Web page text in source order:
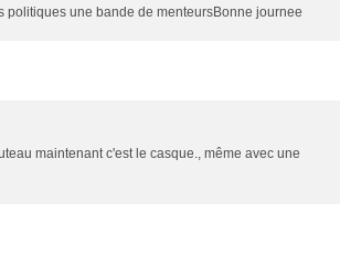
une bande de menteursBonne journee
maintenant c'est le casque., même avec une